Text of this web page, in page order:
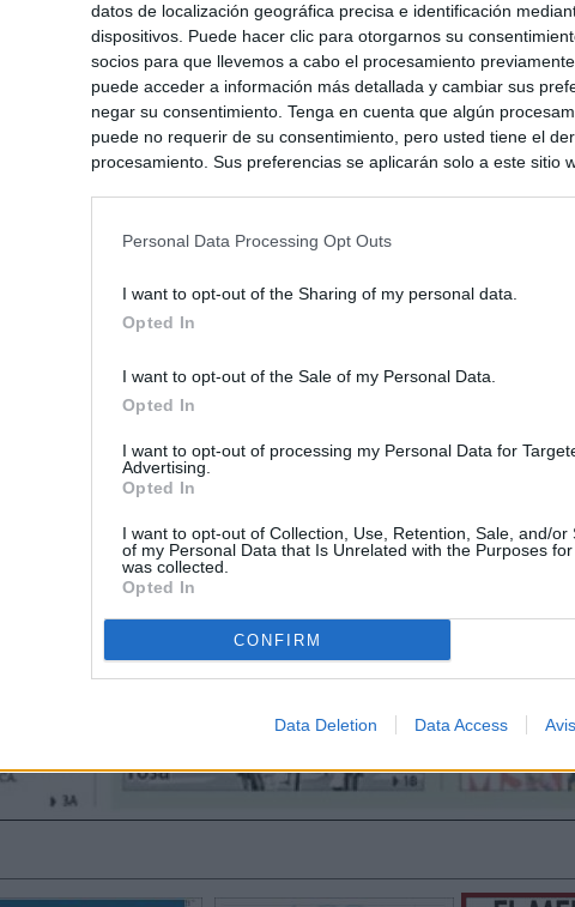
datos de localización geográfica precisa e identificación
dispositivos. Puede hacer clic para otorgarnos su
socios para que llevemos a cabo el procesamiento
puede acceder a información más detallada y cambiar sus
negar su consentimiento. Tenga en cuenta que algún
puede no requerir de su consentimiento, pero usted tiene el
procesamiento. Sus preferencias se aplicarán solo a este sitio
Personal Data Processing Opt Outs
I want to opt-out of the Sharing of my personal data.
Opted In
I want to opt-out of the Sale of my Personal Data.
Opted In
I want to opt-out of processing my Personal Data for
Advertising.
Opted In
I want to opt-out of Collection, Use, Retention, Sale, and/or
of my Personal Data that Is Unrelated with the Purposes
was collected.
Opted In
CONFIRM
Data Deletion Data Access